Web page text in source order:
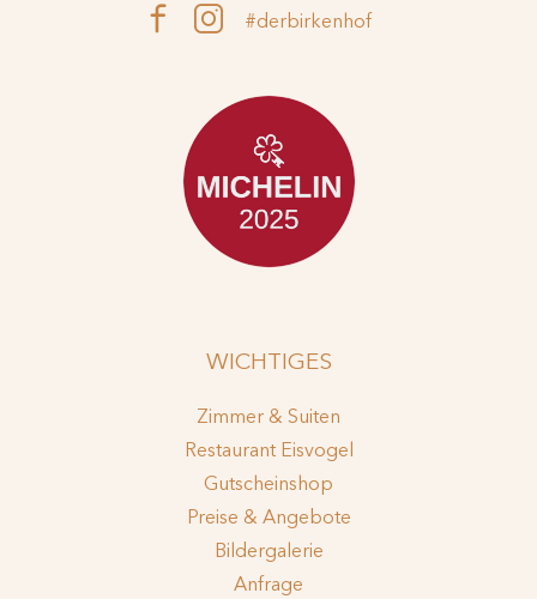
#derbirkenhof
WICHTIGES
Zimmer & Suiten
Restaurant Eisvogel
Gutscheinshop
Preise & Angebote
Bildergalerie
Anfrage